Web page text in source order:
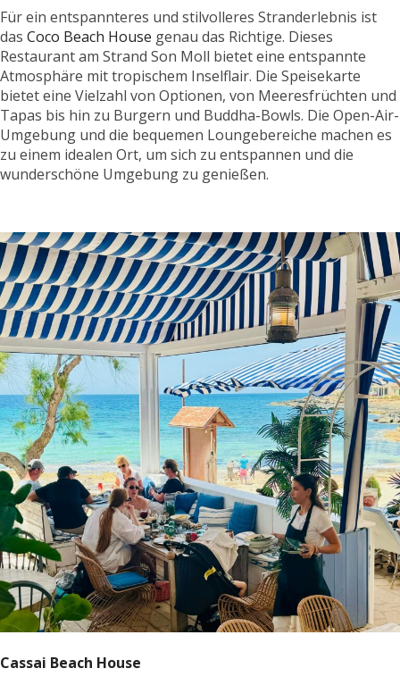
Für ein entspannteres und stilvolleres Stranderlebnis ist
das Coco Beach House genau das Richtige. Dieses
Restaurant am Strand Son Moll bietet eine entspannte
Atmosphäre mit tropischem Inselflair. Die Speisekarte
bietet eine Vielzahl von Optionen, von Meeresfrüchten und
Tapas bis hin zu Burgern und Buddha-Bowls. Die Open-Air-
Umgebung und die bequemen Loungebereiche machen es
zu einem idealen Ort, um sich zu entspannen und die
wunderschöne Umgebung zu genießen.
Cassai Beach House